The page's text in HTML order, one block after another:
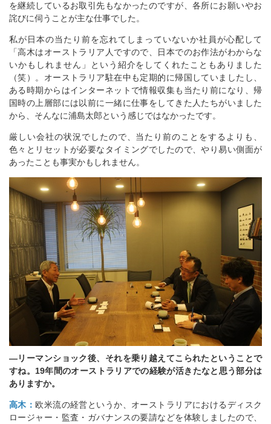
を継続しているお取引先もなかったのですが、各所にお願いやお
詫びに伺うことが主な仕事でした。
私が日本の当たり前を忘れてしまっていないか社員が心配して
「高木はオーストラリア人ですので、日本でのお作法がわからな
いかもしれません」という紹介をしてくれたこともありました
（笑）。オーストラリア駐在中も定期的に帰国していましたし、
ある時期からはインターネットで情報収集も当たり前になり、帰
国時の上層部には以前に一緒に仕事をしてきた人たちがいました
から、そんなに浦島太郎という感じではなかったです。
厳しい会社の状況でしたので、当たり前のことをするよりも、
色々とリセットが必要なタイミングでしたので、やり易い側面が
あったことも事実かもしれません。
―リーマンショック後、それを乗り越えてこられたということで
すね。19年間のオーストラリアでの経験が活きたなと思う部分は
ありますか。
高木：欧米流の経営というか、オーストラリアにおけるディスク
ロージャー・監査・ガバナンスの要請などを体験しましたので、